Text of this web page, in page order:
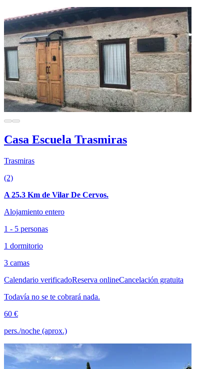
Casa Escuela Trasmiras
Trasmiras
(2)
A 25.3 Km de Vilar De Cervos.
Alojamiento entero
1 - 5 personas
1 dormitorio
3 camas
Calendario verificadoReserva onlineCancelación gratuita
Todavía no se te cobrará nada.
60 €
pers./noche (aprox.)